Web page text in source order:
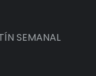
SEMANAL